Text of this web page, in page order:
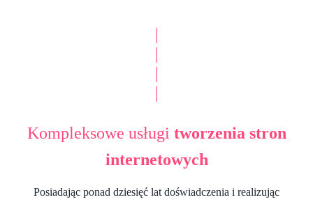
|
|
|
|
Kompleksowe usługi tworzenia stron
internetowych
Posiadając ponad dziesięć lat doświadczenia i realizując